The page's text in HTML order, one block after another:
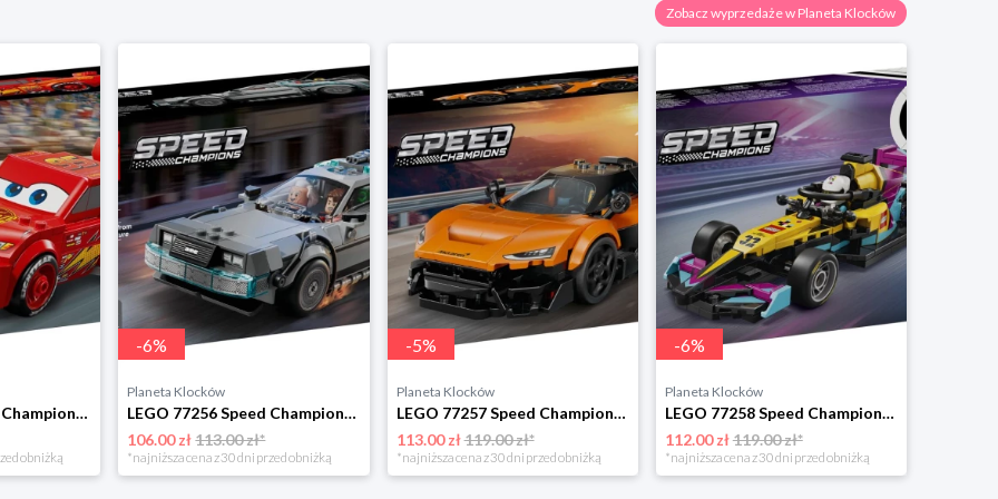
Zobacz wyprzedaże w Planeta Klocków
LEGO 77255 Speed Champions Zygzak McQueen Lego
obniżką
-6%
Planeta Klocków
LEGO 77256 Speed Champions Wehikuł czasu z Powrotu do przyszłości Lego
106.00 zł113.00 zł*
*najniższa cena z 30 dni przed obniżką
-5%
Planeta Klocków
LEGO 77257 Speed Champions McLaren W1 Lego
113.00 zł119.00 zł*
*najniższa cena z 30 dni przed obniżką
-6%
Planeta Klocków
LEGO 77258 Speed Champions Bolid F1 Academy LEGO Lego
112.00 zł119.00 zł*
*najniższa cena z 30 dni przed obniżką